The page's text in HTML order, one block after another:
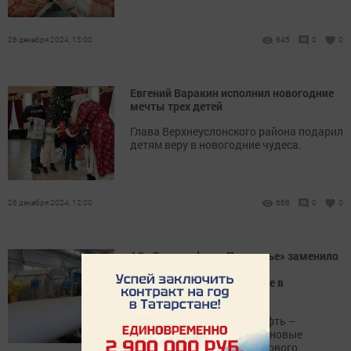
26 декабря 2024, 13:00 645 0 0
Евгений Варакин исполнил новогодние
мечты трех детей
Глава Верхнеуслонского района подарил
детям веру в новогодние чудеса.
26 декабря 2024, 12:00 668 0 0
АО «Транснефть – Прикамье» заменило
производственном объекте в
Татарстане
Специалисты АО «Транснефть –
Прикамье» выполнили плановые
работы по подключению нового